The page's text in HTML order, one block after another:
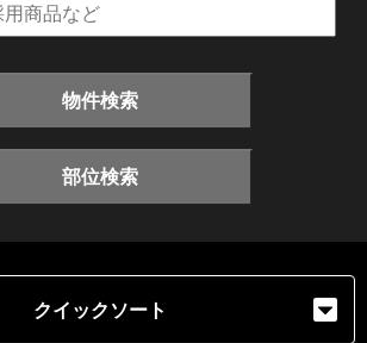
物件検索
部位検索
クイックソート